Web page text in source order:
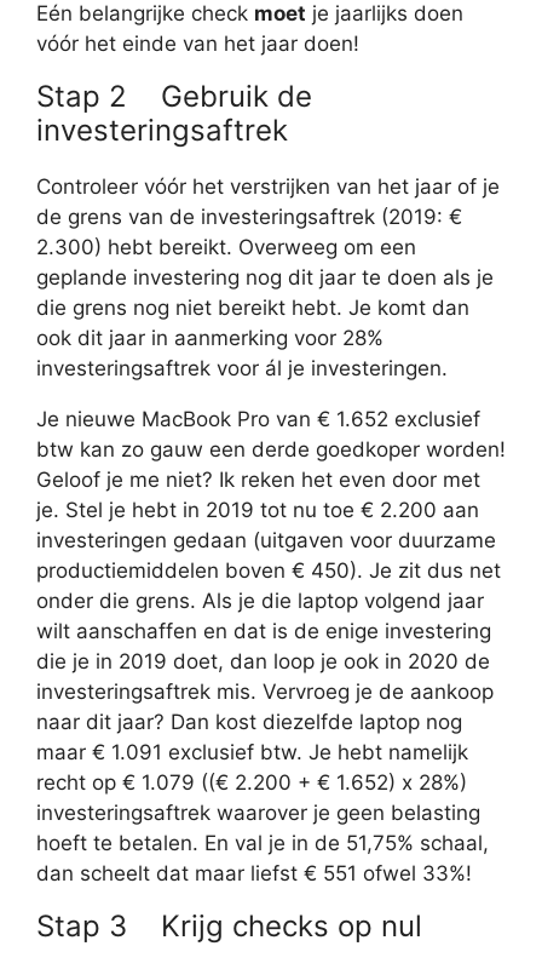
Eén belangrijke check moet je jaarlijks doen
vóór het einde van het jaar doen!
Stap 2 Gebruik de
investeringsaftrek
Controleer vóór het verstrijken van het jaar of je
de grens van de investeringsaftrek (2019: €
2.300) hebt bereikt. Overweeg om een
geplande investering nog dit jaar te doen als je
die grens nog niet bereikt hebt. Je komt dan
ook dit jaar in aanmerking voor 28%
investeringsaftrek voor ál je investeringen.
Je nieuwe MacBook Pro van € 1.652 exclusief
btw kan zo gauw een derde goedkoper worden!
Geloof je me niet? Ik reken het even door met
je. Stel je hebt in 2019 tot nu toe € 2.200 aan
investeringen gedaan (uitgaven voor duurzame
productiemiddelen boven € 450). Je zit dus net
onder die grens. Als je die laptop volgend jaar
wilt aanschaffen en dat is de enige investering
die je in 2019 doet, dan loop je ook in 2020 de
investeringsaftrek mis. Vervroeg je de aankoop
naar dit jaar? Dan kost diezelfde laptop nog
maar € 1.091 exclusief btw. Je hebt namelijk
recht op € 1.079 ((€ 2.200 + € 1.652) x 28%)
investeringsaftrek waarover je geen belasting
hoeft te betalen. En val je in de 51,75% schaal,
dan scheelt dat maar liefst € 551 ofwel 33%!
Stap 3 Krijg checks op nul